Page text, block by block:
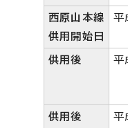
西原山本線
供用開始日
平
供用後 平
供用後 平